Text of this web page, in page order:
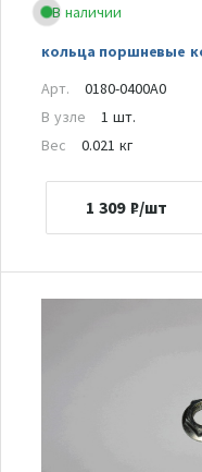
В наличии
кольца поршневые
Арт.
0180-0400A0
В узле
1 шт.
Вес
0.021 кг
1 309 ₽/шт